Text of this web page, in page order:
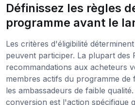
Définissez les règles
programme avant le
Les critères d'éligibilité
peuvent participer. La plupart des
recommandations aux acheteurs
membres actifs du programme de
les ambassadeurs de faible
conversion est l'action spécifique